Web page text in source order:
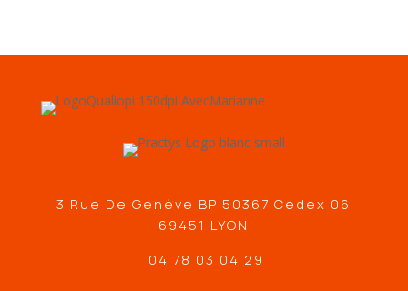
3 Rue De Genève BP 50367 Cedex 06
69451 LYON
04 78 03 04 29